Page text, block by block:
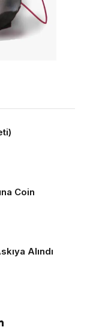
Coin
Alındı